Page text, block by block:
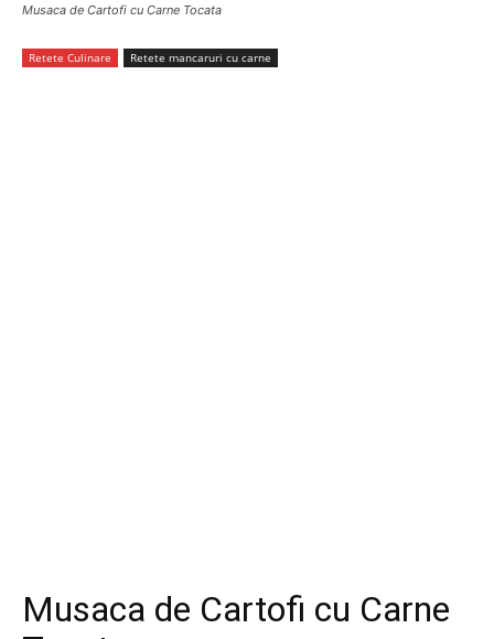
Musaca de Cartofi cu Carne Tocata
Retete Culinare Retete mancaruri cu carne
Musaca de Cartofi cu Carne